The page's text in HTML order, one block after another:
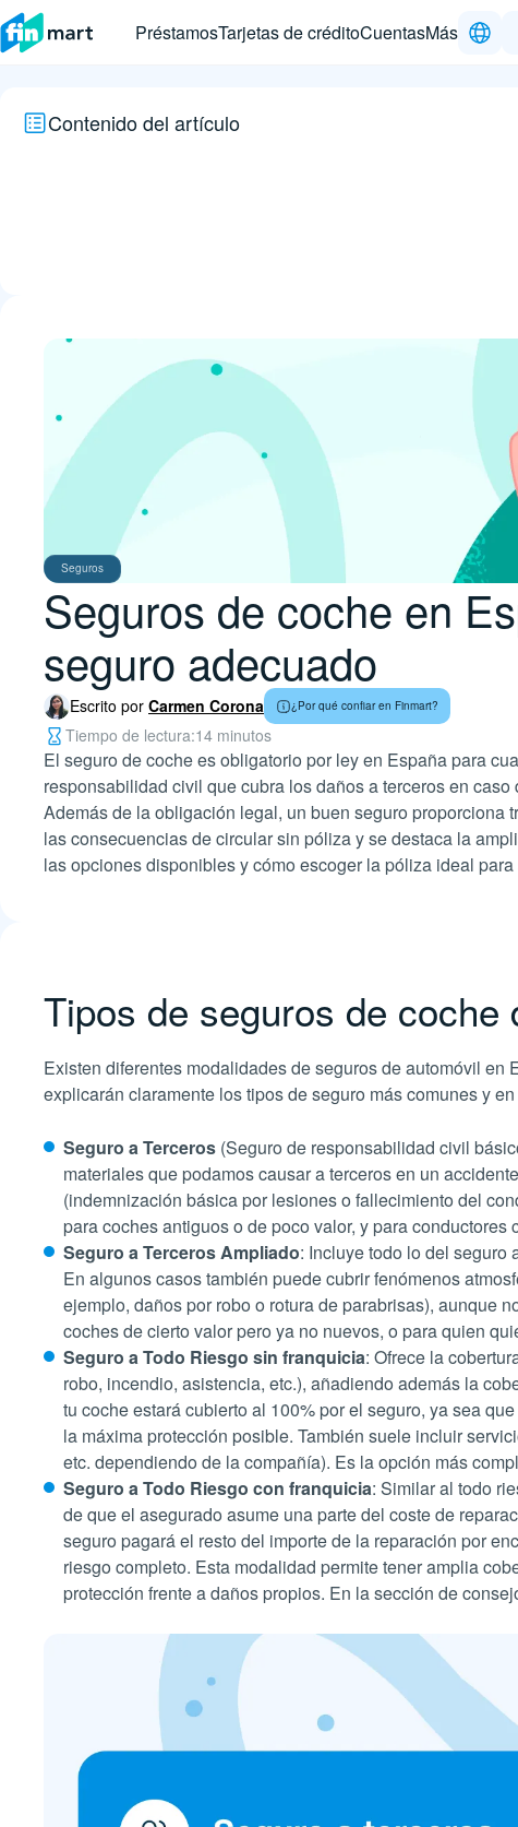
PréstamosTarjetas de créditoCuentasMás
Contenido del artículo
Seguros
Seguros de coche en
seguro adecuado
Escrito por Carmen Corona ¿Por qué confiar en Finmart?
Tiempo de lectura:14 minutos
El seguro de coche es obligatorio por ley en España para
responsabilidad civil que cubra los daños a terceros en
Además de la obligación legal, un buen seguro
las consecuencias de circular sin póliza y se destaca la
las opciones disponibles y cómo escoger la póliza ideal
Tipos de seguros de coche
Existen diferentes modalidades de seguros de automóvil
explicarán claramente los tipos de seguro más comunes y
Seguro a Terceros (Seguro de responsabilidad civil
materiales que podamos causar a terceros en un
(indemnización básica por lesiones o fallecimiento del
para coches antiguos o de poco valor, y para conductores
Seguro a Terceros Ampliado: Incluye todo lo del seguro
En algunos casos también puede cubrir fenómenos
ejemplo, daños por robo o rotura de parabrisas), aunque
coches de cierto valor pero ya no nuevos, o para quien
Seguro a Todo Riesgo sin franquicia: Ofrece la
robo, incendio, asistencia, etc.), añadiendo además la
tu coche estará cubierto al 100% por el seguro, ya sea
la máxima protección posible. También suele incluir
etc. dependiendo de la compañía). Es la opción más
Seguro a Todo Riesgo con franquicia: Similar al todo
de que el asegurado asume una parte del coste de
seguro pagará el resto del importe de la reparación por
riesgo completo. Esta modalidad permite tener amplia
protección frente a daños propios. En la sección de